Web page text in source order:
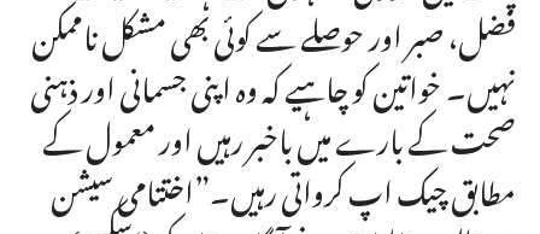
فضل، صبر اور حوصلے سے کوئی بھی مشکل ناممکن
نہیں۔ خواتین کو چاہیے کہ وہ اپنی جسمانی اور ذہنی
صحت کے بارے میں باخبر رہیں اور معمول کے
مطابق چیک اپ کرواتی رہیں۔”اختتامی سیشن